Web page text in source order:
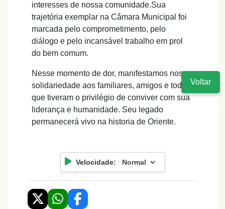
Voltar
interesses de nossa comunidade.Sua
trajetória exemplar na Câmara Municipal foi
marcada pelo comprometimento, pelo
diálogo e pelo incansável trabalho em prol
do bem comum.
Nesse momento de dor, manifestamos nossa
solidariedade aos familiares, amigos e todos
que tiveram o privilégio de conviver com sua
liderança e humanidade. Seu legado
permanecerá vivo na historia de Oriente.
Velocidade: